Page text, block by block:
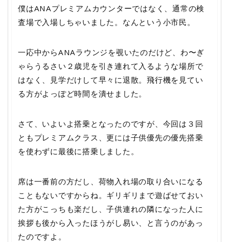
僕はANAプレミアムカウンターではなく、通常の検
査場で入場しちゃいました。なんという小市民。
一応中からANAラウンジを覗いたのだけど、わ〜ぎ
ゃらうるさい２歳児を引き連れて入るような場所で
はなく、見学だけして早々に退散。飛行機を見てい
る方がよっぽど時間を潰せました。
さて、いよいよ搭乗となったのですが、今回は３回
ともプレミアムクラス、更には子供優先の優先搭乗
を使わずに最後に搭乗しました。
席は一番前の方だし、荷物入れ場の取り合いになる
こともないですからね。ギリギリまで遊ばせておい
た方がこっちも楽だし、子供連れの隣になった人に
挨拶も後から入ったほうがし易い、と言うのがあっ
たのですよ。